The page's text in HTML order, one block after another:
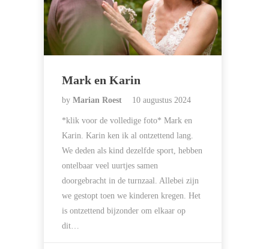
Mark en Karin
by Marian Roest 10 augustus 2024
*klik voor de volledige foto* Mark en
Karin. Karin ken ik al ontzettend lang.
We deden als kind dezelfde sport, hebben
ontelbaar veel uurtjes samen
doorgebracht in de turnzaal. Allebei zijn
we gestopt toen we kinderen kregen. Het
is ontzettend bijzonder om elkaar op
dit…